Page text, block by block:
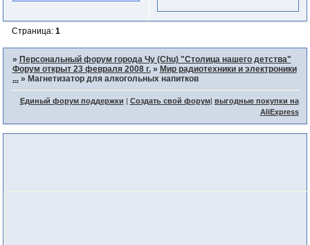
Страница: 1
» Персональный форум города Чу (Chu) "Столица нашего детства"
Форум открыт 23 февраля 2008 г. » Мир радиотехники и электроники
... » Магнетизатор для алкогольных напитков
Единый форум поддержки | Создать свой форум| выгодные покупки на
AliExpress